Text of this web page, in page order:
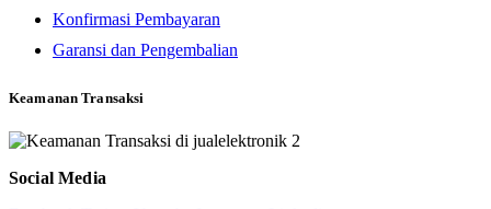
Konfirmasi Pembayaran
Garansi dan Pengembalian
Keamanan Transaksi
Social Media